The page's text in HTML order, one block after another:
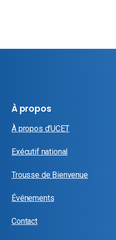
À propos
À propos d’UCET
Exécutif national
Trousse de Bienvenue
Événements
Contact